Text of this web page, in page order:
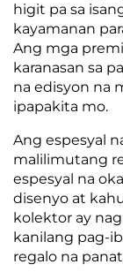
higit pa sa
kayamanan
Ang mga
karanasan sa
na edisyon na
ipapakita mo.
Ang espesyal
malilimutang
espesyal na
disenyo at
kolektor ay
kanilang pag-
regalo na